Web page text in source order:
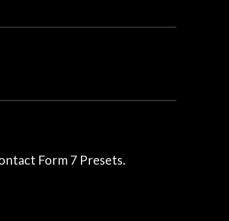
Form 7 Presets.